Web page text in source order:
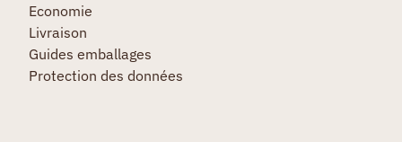
Economie
Livraison
Guides emballages
Protection des données